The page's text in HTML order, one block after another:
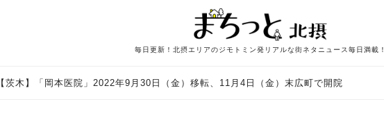
毎日更新！北摂エリアのジモトミン発リアルな街ネタニュース毎日満載！
【茨木】「岡本医院」2022年9月30日（金）移転、11月4日（金）末広町で開院